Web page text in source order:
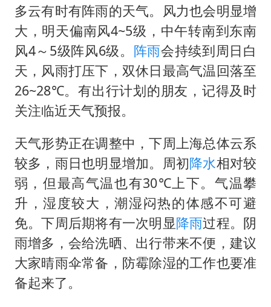
多云有时有阵雨的天气。风力也会明显增
大，明天偏南风4~5级，中午转南到东南
风4～5级阵风6级。 阵雨会持续到周日白
天，风雨打压下，双休日最高气温回落至
26~28℃。有出行计划的朋友，记得及时
关注临近天气预报。
天气形势正在调整中，下周上海总体云系
较多，雨日也明显增加。周初降水相对较
弱，但最高气温也有30℃上下。气温攀
升，湿度较大，潮湿闷热的体感不可避
免。下周后期将有一次明显降雨过程。阴
雨增多，会给洗晒、出行带来不便，建议
大家晴雨伞常备，防霉除湿的工作也要准
备起来了。